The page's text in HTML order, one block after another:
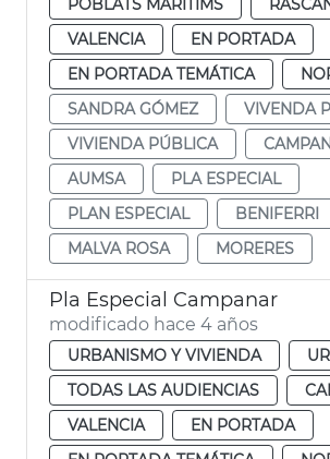
VALENCIA
EN PORTADA
EN PORTADA TEMÁTICA
SANDRA GÓMEZ
VIVENDA
VIVIENDA PÚBLICA
AUMSA
PLA ESPECIAL
PLAN ESPECIAL
BENIFERRI
MALVA ROSA
MORERES
Pla Especial Campanar
modificado hace 4 años
URBANISMO Y VIVIENDA
TODAS LAS AUDIENCIAS
VALENCIA
EN PORTADA